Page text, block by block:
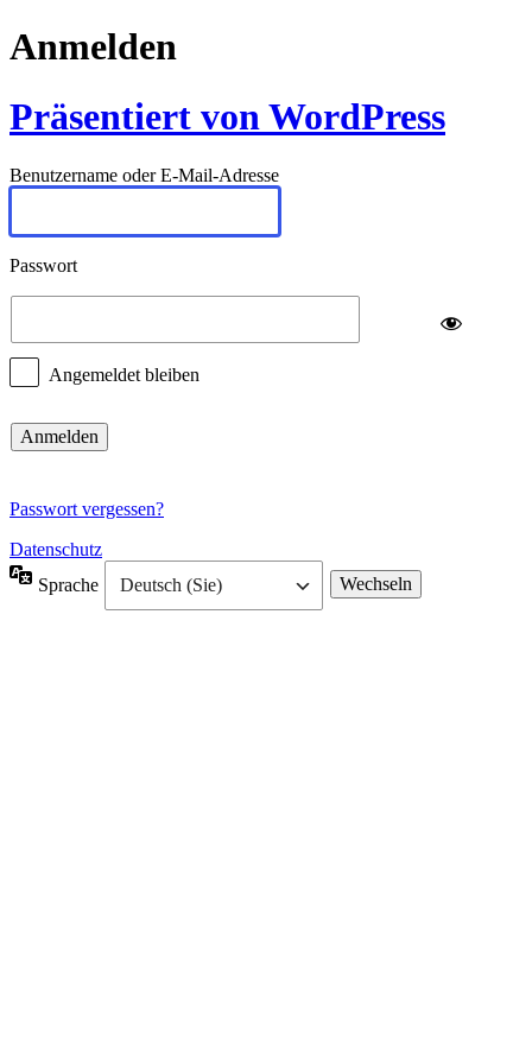
Anmelden
Präsentiert von WordPress
Benutzername oder E-Mail-Adresse
Passwort
Angemeldet bleiben
Passwort vergessen?
Datenschutz
Sprache